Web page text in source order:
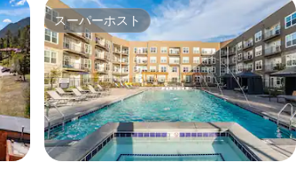
スーパーホスト
スーパーホスト